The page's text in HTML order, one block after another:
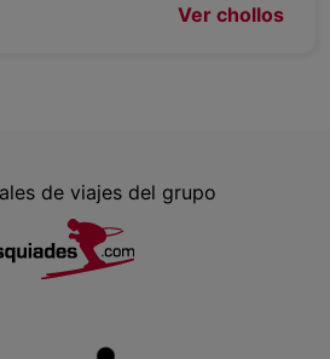
Ver chollos
de viajes del grupo